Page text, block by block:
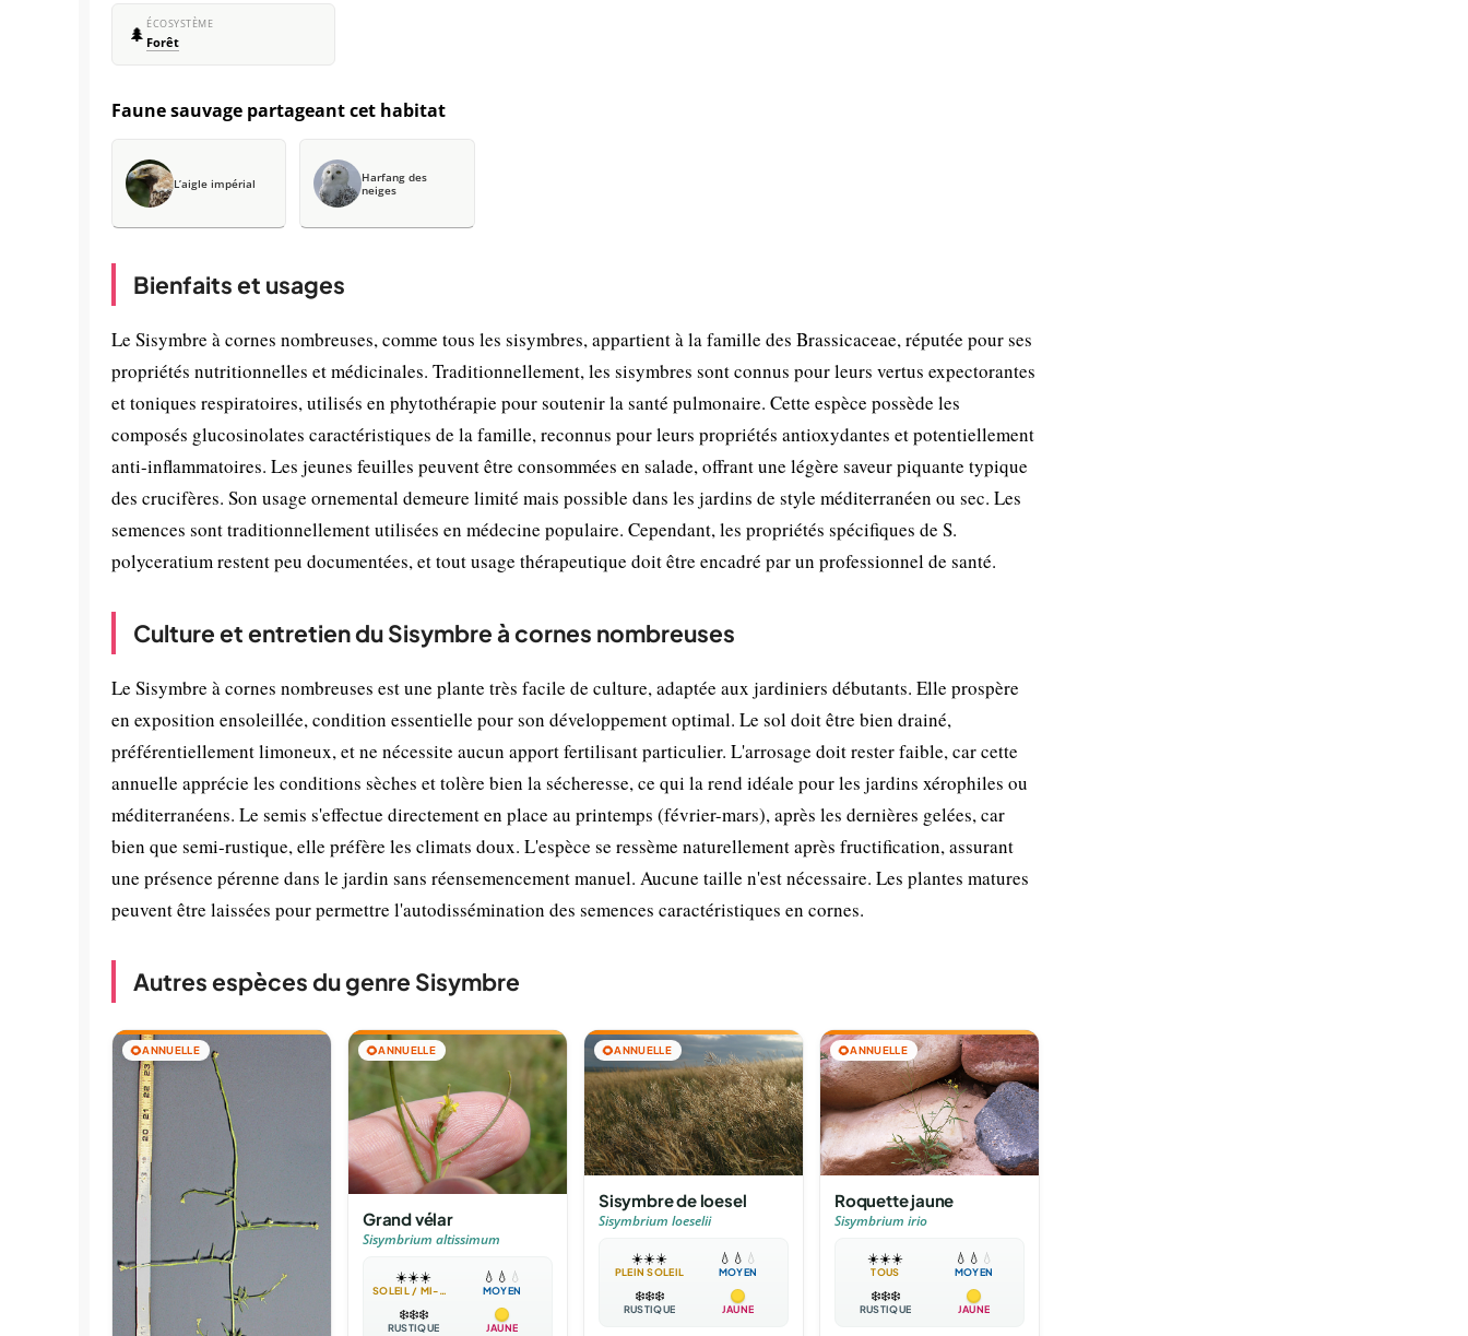
🌲 ÉCOSYSTÈME
Forêt
Faune sauvage partageant cet habitat
L’aigle impérial
Harfang des
neiges
Bienfaits et usages
Le Sisymbre à cornes nombreuses, comme tous les sisymbres, appartient à la famille des Brassicaceae, réputée pour ses
propriétés nutritionnelles et médicinales. Traditionnellement, les sisymbres sont connus pour leurs vertus expectorantes
et toniques respiratoires, utilisés en phytothérapie pour soutenir la santé pulmonaire. Cette espèce possède les
composés glucosinolates caractéristiques de la famille, reconnus pour leurs propriétés antioxydantes et potentiellement
anti-inflammatoires. Les jeunes feuilles peuvent être consommées en salade, offrant une légère saveur piquante typique
des crucifères. Son usage ornemental demeure limité mais possible dans les jardins de style méditerranéen ou sec. Les
semences sont traditionnellement utilisées en médecine populaire. Cependant, les propriétés spécifiques de S.
polyceratium restent peu documentées, et tout usage thérapeutique doit être encadré par un professionnel de santé.
Culture et entretien du Sisymbre à cornes nombreuses
Le Sisymbre à cornes nombreuses est une plante très facile de culture, adaptée aux jardiniers débutants. Elle prospère
en exposition ensoleillée, condition essentielle pour son développement optimal. Le sol doit être bien drainé,
préférentiellement limoneux, et ne nécessite aucun apport fertilisant particulier. L'arrosage doit rester faible, car cette
annuelle apprécie les conditions sèches et tolère bien la sécheresse, ce qui la rend idéale pour les jardins xérophiles ou
méditerranéens. Le semis s'effectue directement en place au printemps (février-mars), après les dernières gelées, car
bien que semi-rustique, elle préfère les climats doux. L'espèce se ressème naturellement après fructification, assurant
une présence pérenne dans le jardin sans réensemencement manuel. Aucune taille n'est nécessaire. Les plantes matures
peuvent être laissées pour permettre l'autodissémination des semences caractéristiques en cornes.
Autres espèces du genre Sisymbre
🌻ANNUELLE 🌻ANNUELLE
Grand vélar
Sisymbrium altissimum
☀️☀️☀️
SOLEIL / MI-OMBRE
💧 💧 💧
MOYEN
❄️❄️❄️
RUSTIQUE JAUNE
🌻ANNUELLE
Sisymbre de loesel
Sisymbrium loeselii
☀️☀️☀️
PLEIN SOLEIL
💧 💧 💧
MOYEN
❄️❄️❄️
RUSTIQUE JAUNE
🌻ANNUELLE
Roquette jaune
Sisymbrium irio
☀️☀️☀️
TOUS
💧 💧 💧
MOYEN
❄️❄️❄️
RUSTIQUE JAUNE